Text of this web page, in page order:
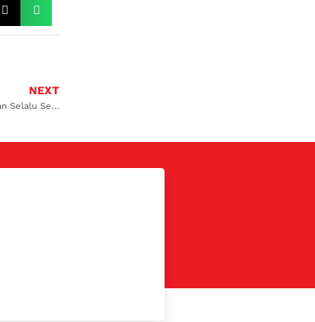
NEXT
5 Cara Merawat AC Mobil Biar Dingin dan Selalu Sejuk